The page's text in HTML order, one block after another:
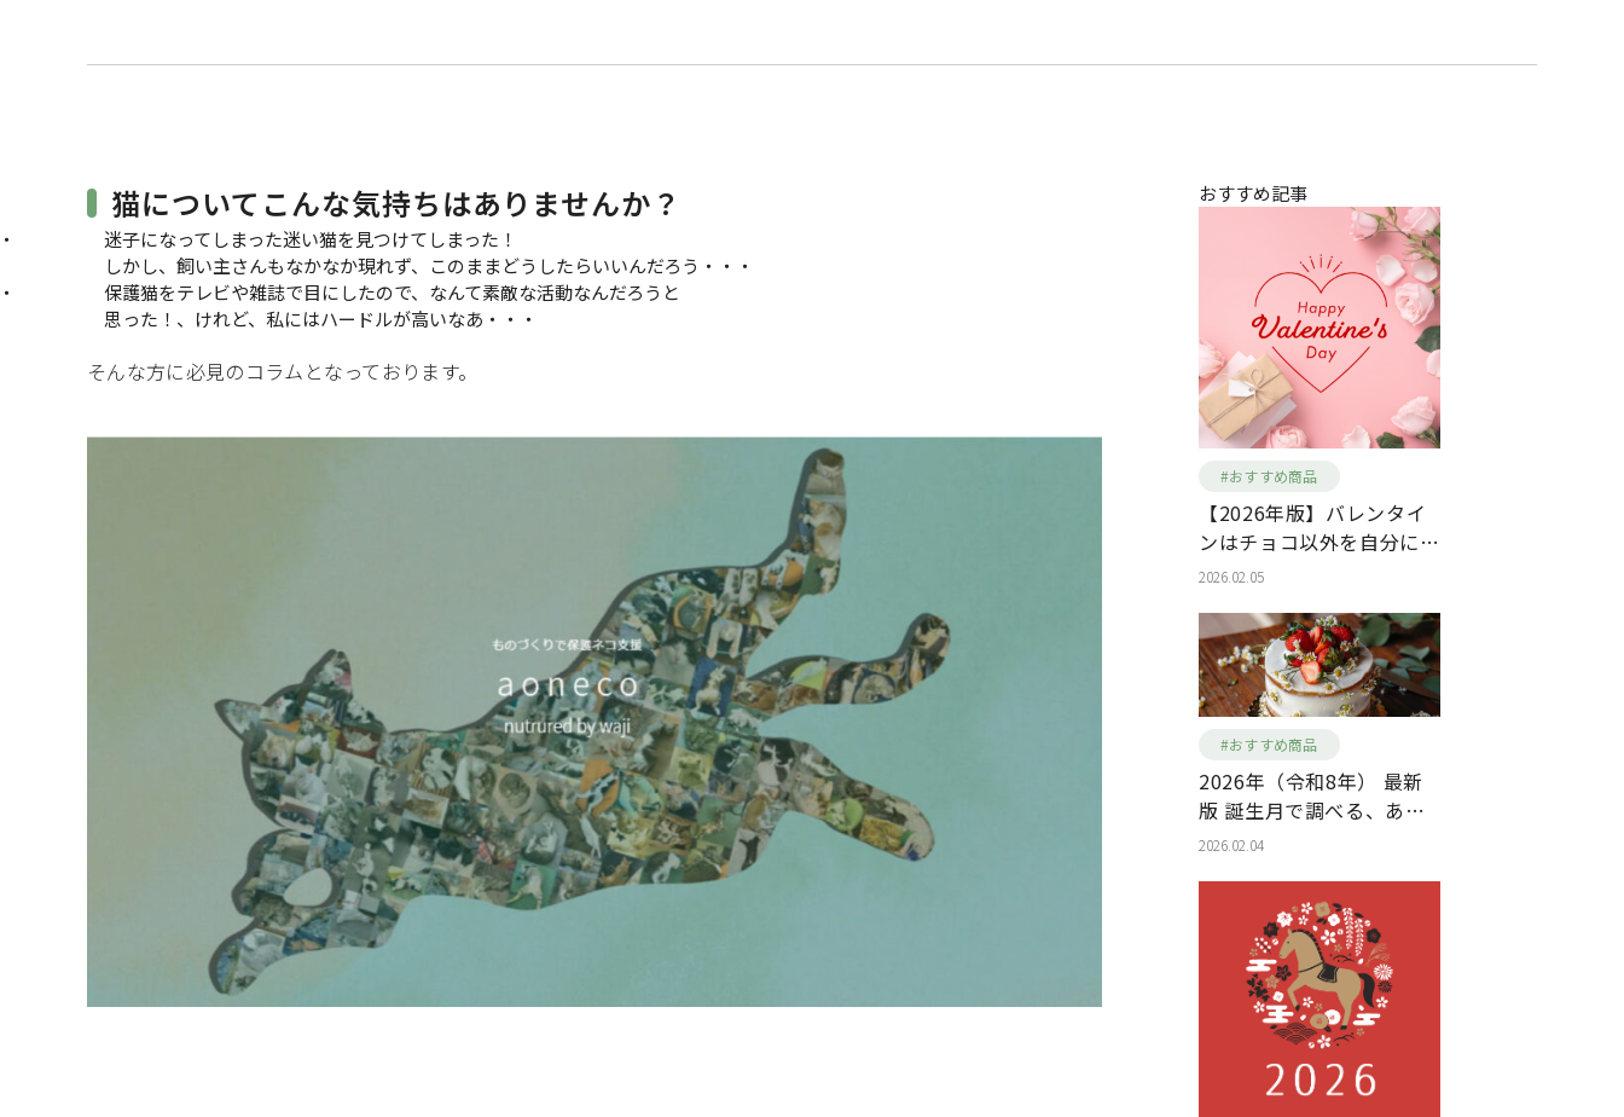
猫についてこんな気持ちはありませんか？
迷子になってしまった迷い猫を見つけてしまった！
しかし、飼い主さんもなかなか現れず、このままどうしたらいいんだろう・・・
保護猫をテレビや雑誌で目にしたので、なんて素敵な活動なんだろうと
思った！、けれど、私にはハードルが高いなあ・・・
そんな方に必見のコラムとなっております。
おすすめ記事
#おすすめ商品
【2026年版】バレンタイ
ンはチョコ以外を自分に。
予算3万円以内で選ぶ「ご
2026.02.05
#おすすめ商品
2026年（令和8年） 最新
版 誕生月で調べる、あな
たのラッキーカラーアイテ
2026.02.04